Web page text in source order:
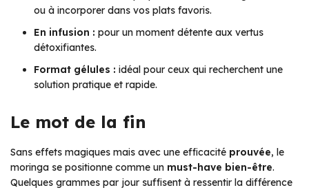
ou à incorporer dans vos plats favoris.
En infusion : pour un moment détente aux vertus
détoxifiantes.
Format gélules : idéal pour ceux qui recherchent une
solution pratique et rapide.
Le mot de la fin
Sans effets magiques mais avec une efficacité prouvée, le
moringa se positionne comme un must-have bien-être.
Quelques grammes par jour suffisent à ressentir la différence